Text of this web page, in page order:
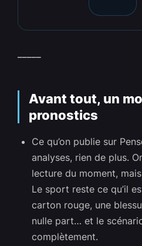
Avant tout, un
pronostics
Ce qu’on publie sur
analyses, rien de plus.
lecture du moment,
Le sport reste ce qu’il
carton rouge, une
nulle part… et le
complètement.